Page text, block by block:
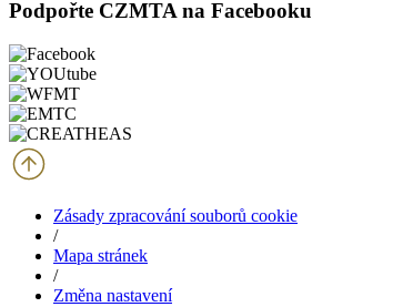
Podpořte CZMTA na Facebooku
Zásady zpracování souborů cookie
/
Mapa stránek
/
Změna nastavení